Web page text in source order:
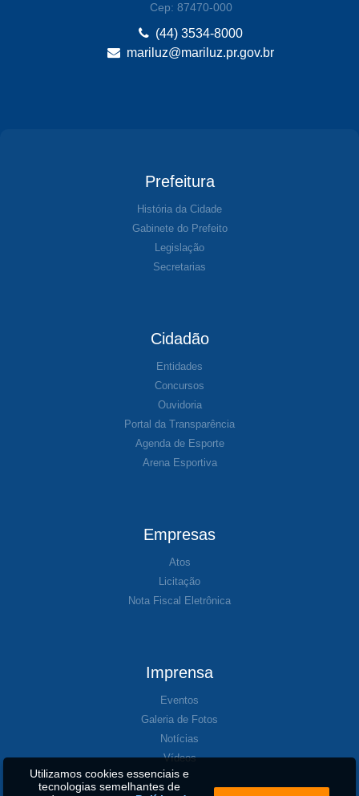
Cep: 87470-000
(44) 3534-8000
mariluz@mariluz.pr.gov.br
Prefeitura
História da Cidade
Gabinete do Prefeito
Legislação
Secretarias
Cidadão
Entidades
Concursos
Ouvidoria
Portal da Transparência
Agenda de Esporte
Arena Esportiva
Empresas
Atos
Licitação
Nota Fiscal Eletrônica
Imprensa
Eventos
Galeria de Fotos
Notícias
Vídeos
Utilizamos cookies essenciais e
tecnologias semelhantes de